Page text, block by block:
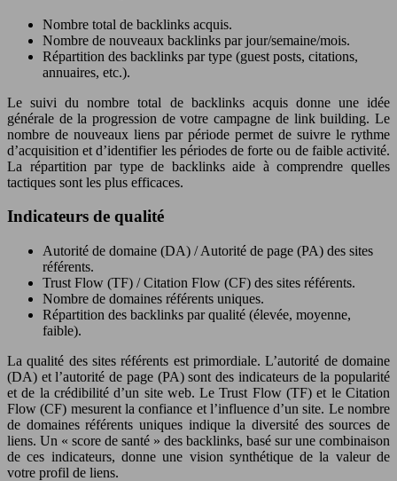
Nombre total de backlinks acquis.
Nombre de nouveaux backlinks par jour/semaine/mois.
Répartition des backlinks par type (guest posts, citations,
annuaires, etc.).
Le suivi du nombre total de backlinks acquis donne une idée
générale de la progression de votre campagne de link building. Le
nombre de nouveaux liens par période permet de suivre le rythme
d’acquisition et d’identifier les périodes de forte ou de faible activité.
La répartition par type de backlinks aide à comprendre quelles
tactiques sont les plus efficaces.
Indicateurs de qualité
Autorité de domaine (DA) / Autorité de page (PA) des sites
référents.
Trust Flow (TF) / Citation Flow (CF) des sites référents.
Nombre de domaines référents uniques.
Répartition des backlinks par qualité (élevée, moyenne,
faible).
La qualité des sites référents est primordiale. L’autorité de domaine
(DA) et l’autorité de page (PA) sont des indicateurs de la popularité
et de la crédibilité d’un site web. Le Trust Flow (TF) et le Citation
Flow (CF) mesurent la confiance et l’influence d’un site. Le nombre
de domaines référents uniques indique la diversité des sources de
liens. Un « score de santé » des backlinks, basé sur une combinaison
de ces indicateurs, donne une vision synthétique de la valeur de
votre profil de liens.